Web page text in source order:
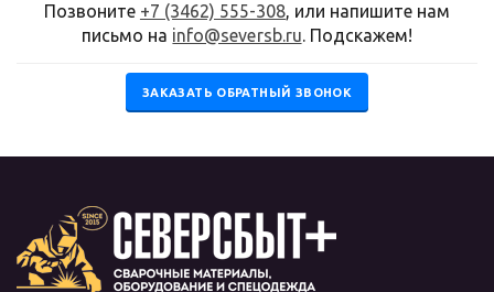
Позвоните +7 (3462) 555-308, или напишите нам
письмо на info@seversb.ru. Подскажем!
ЗАКАЗАТЬ ОБРАТНЫЙ ЗВОНОК